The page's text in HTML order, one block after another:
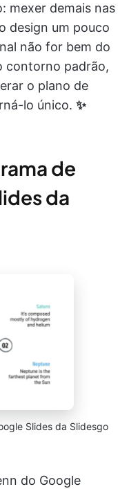
mexer demais nas
design um pouco
não for bem do
contorno padrão,
o plano de
lo único. ✨
de
da
Slides da Slidesgo
do Google